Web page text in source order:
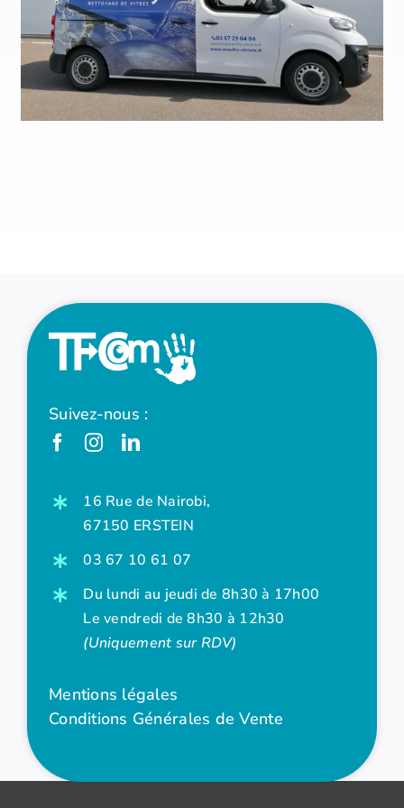
Suivez-nous :
16 Rue de Nairobi,
67150 ERSTEIN
03 67 10 61 07
Du lundi au jeudi de 8h30 à 17h00
Le vendredi de 8h30 à 12h30
(Uniquement sur RDV)
Mentions légales
Conditions Générales de Vente